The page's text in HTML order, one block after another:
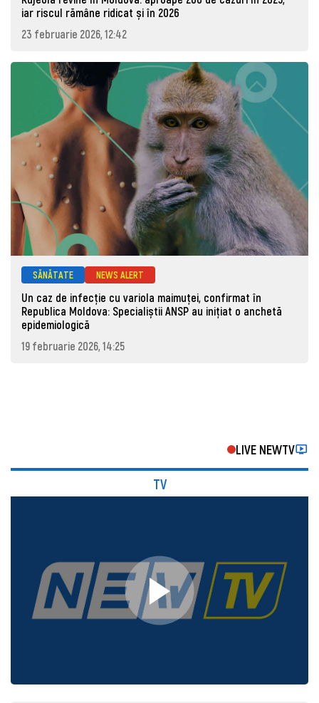
iar riscul rămâne ridicat și în 2026
23 februarie 2026, 12:42
SĂNĂTATE NEWS ALERT
Un caz de infecție cu variola maimuței, confirmat în
Republica Moldova: Specialiștii ANSP au inițiat o anchetă
epidemiologică
19 februarie 2026, 14:25
LIVE NEWTV
TV